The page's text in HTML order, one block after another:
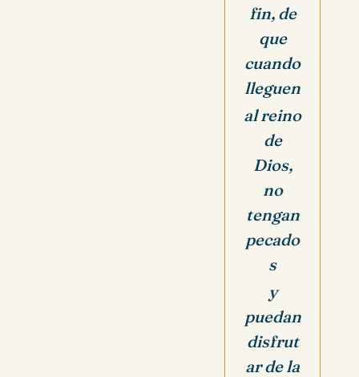
fin, de
que
cuando
lleguen
al reino
de
Dios,
no
tengan
pecado
s
y
puedan
disfrut
ar de la